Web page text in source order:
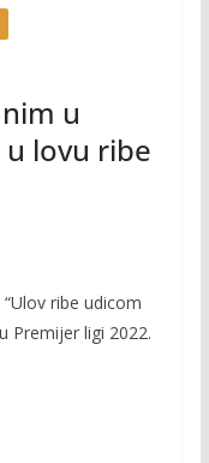
u
u lovu ribe
ribe udicom
Premijer ligi 2022.